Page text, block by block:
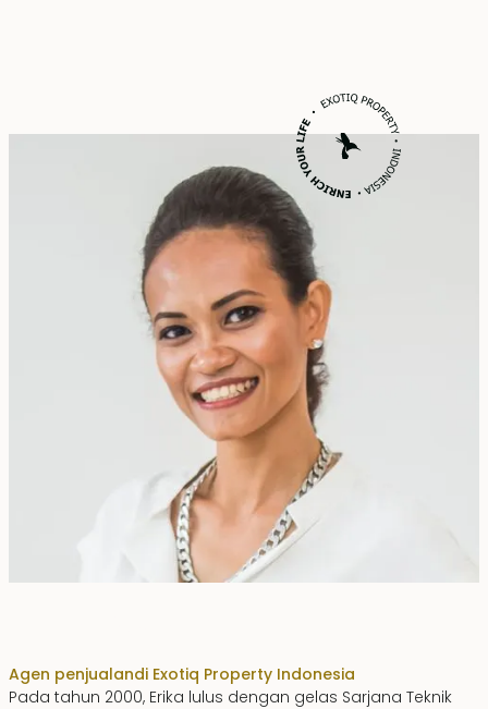
Agen penjualandi Exotiq Property Indonesia
Pada tahun 2000, Erika lulus dengan gelas Sarjana Teknik